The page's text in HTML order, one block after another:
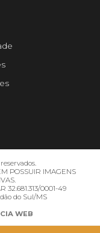
POSSUIR IMAGENS
32.681.313/0001-49
do Sul/MS
WEB